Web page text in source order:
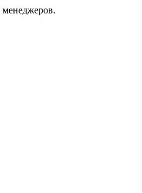
менеджеров.